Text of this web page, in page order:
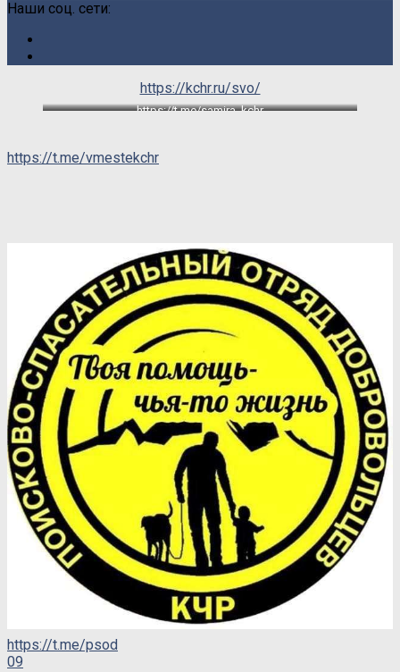
Наши соц. сети:
https://kchr.ru/svo/
https://t.me/samira_kchr
https://t.me/vmestekchr
https://t.me/psod
09